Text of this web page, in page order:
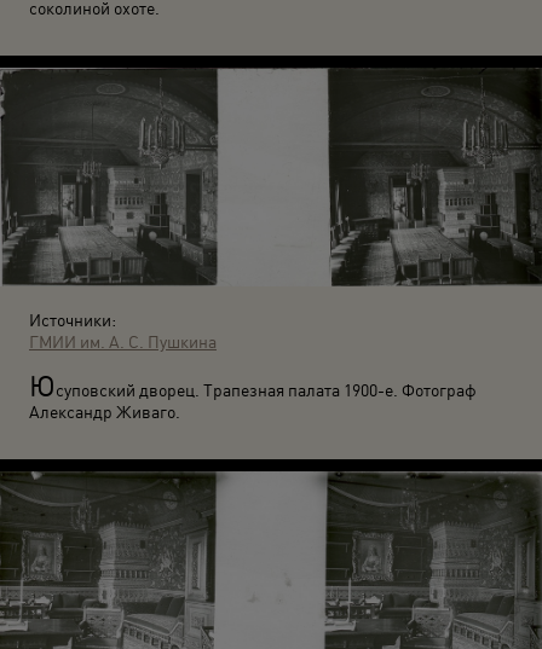
соколиной охоте.
Источники:
ГМИИ им. А. С. Пушкина
Юсуповский дворец. Трапезная палата 1900-е. Фотограф
Александр Живаго.